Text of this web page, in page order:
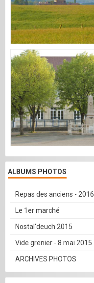
ALBUMS PHOTOS
Repas des anciens - 2016
Le 1er marché
Nostal'deuch 2015
Vide grenier - 8 mai 2015
ARCHIVES PHOTOS